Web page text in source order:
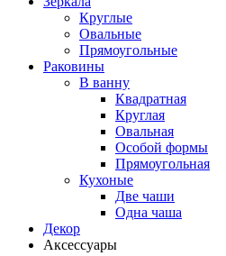
Круглые
Овальные
Прямоугольные
Раковины
В ванну
Квадратная
Круглая
Овальная
Особой формы
Прямоугольная
Кухоные
Две чаши
Одна чаша
Декор
Аксессуары